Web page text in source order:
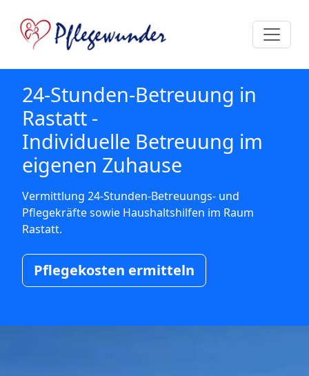
24-Stunden-Betreuung in
Rastatt -
Individuelle Betreuung im
eigenen Zuhause
Vermittlung 24-Stunden-Betreuungs- und
Pflegekräfte sowie Haushaltshilfen im Raum
Rastatt.
Pflegekosten ermitteln